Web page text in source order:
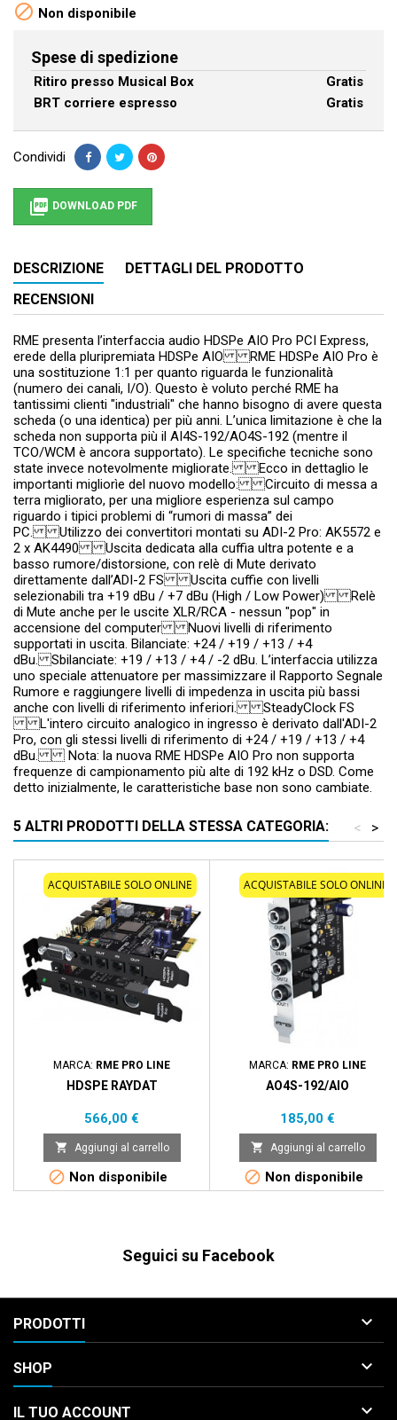
 Non disponibile
Spese di spedizione
Ritiro presso Musical Box
Gratis
BRT corriere espresso
Gratis
Condividi
 DOWNLOAD PDF
DESCRIZIONE
DETTAGLI DEL PRODOTTO
RECENSIONI
RME presenta l’interfaccia audio HDSPe AIO Pro PCI Express,
erede della pluripremiata HDSPe AIO RME HDSPe AIO Pro è
una sostituzione 1:1 per quanto riguarda le funzionalità
(numero dei canali, I/O). Questo è voluto perché RME ha
tantissimi clienti "industriali" che hanno bisogno di avere questa
scheda (o una identica) per più anni. L’unica limitazione è che la
scheda non supporta più il AI4S-192/AO4S-192 (mentre il
TCO/WCM è ancora supportato). Le specifiche tecniche sono
state invece notevolmente migliorate. Ecco in dettaglio le
importanti migliorìe del nuovo modello: Circuito di messa a
terra migliorato, per una migliore esperienza sul campo
riguardo i tipici problemi di “rumori di massa” dei
PC. Utilizzo dei convertitori montati su ADI-2 Pro: AK5572 e
2 x AK4490 Uscita dedicata alla cuffia ultra potente e a
basso rumore/distorsione, con relè di Mute derivato
direttamente dall’ADI-2 FS Uscita cuffie con livelli
selezionabili tra +19 dBu / +7 dBu (High / Low Power) Relè
di Mute anche per le uscite XLR/RCA - nessun "pop" in
accensione del computer Nuovi livelli di riferimento
supportati in uscita. Bilanciate: +24 / +19 / +13 / +4
dBu. Sbilanciate: +19 / +13 / +4 / -2 dBu. L’interfaccia utilizza
uno speciale attenuatore per massimizzare il Rapporto Segnale
Rumore e raggiungere livelli di impedenza in uscita più bassi
anche con livelli di riferimento inferiori. SteadyClock FS
L'intero circuito analogico in ingresso è derivato dall'ADI-2
Pro, con gli stessi livelli di riferimento di +24 / +19 / +13 / +4
dBu. Nota: la nuova RME HDSPe AIO Pro non supporta
frequenze di campionamento più alte di 192 kHz o DSD. Come
detto inizialmente, le caratteristiche base non sono cambiate.
5 ALTRI PRODOTTI DELLA STESSA CATEGORIA: >
<
ACQUISTABILE SOLO ONLINE
MARCA: RME PRO LINE
HDSPE RAYDAT
Prezzo
566,00 €
 Aggiungi al carrello
 Non disponibile
ACQUISTABILE SOLO ONLINE
MARCA: RME PRO LINE
AO4S-192/AIO
Prezzo
185,00 €
 Aggiungi al carrello
 Non disponibile
Seguici su Facebook
PRODOTTI 
SHOP 
IL TUO ACCOUNT 